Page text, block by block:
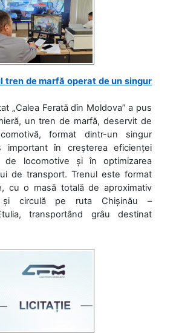
tren de marfă operat de un singur
„Calea Ferată din Moldova” a pus
un tren de marfă, deservit de
format dintr-un singur
în creșterea eficienței
de locomotive și în optimizarea
de transport. Trenul este format
cu o masă totală de aproximativ
circulă pe ruta Chișinău –
transportând grâu destinat